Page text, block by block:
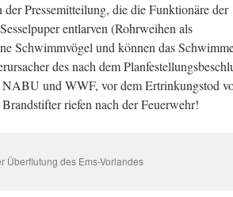
Pressemitteilung, die die Funktionäre der
entlarven (Rohrweihen als
Schwimmvögel und können das
des nach dem
und WWF, vor dem Ertrinkungstod
riefen nach der Feuerwehr!
Überflutung des Ems-Vorlandes